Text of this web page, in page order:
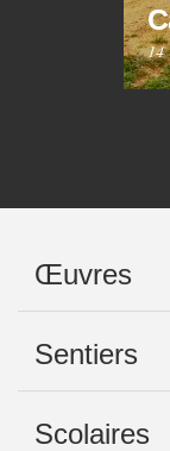
14
Œuvres
Sentiers
Scolaires